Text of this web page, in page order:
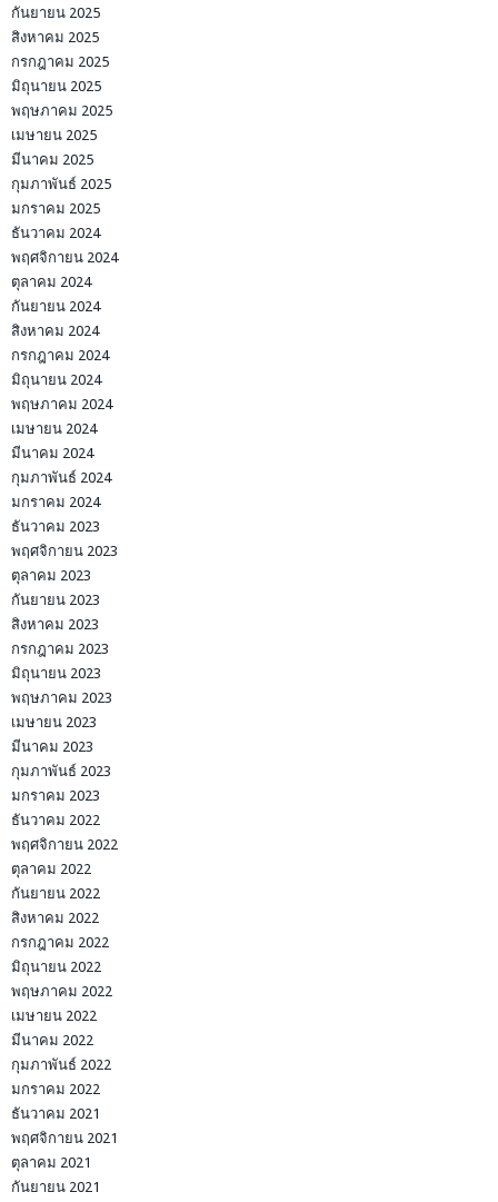
กันยายน 2025
สิงหาคม 2025
กรกฎาคม 2025
มิถุนายน 2025
พฤษภาคม 2025
เมษายน 2025
มีนาคม 2025
กุมภาพันธ์ 2025
มกราคม 2025
ธันวาคม 2024
พฤศจิกายน 2024
ตุลาคม 2024
กันยายน 2024
สิงหาคม 2024
กรกฎาคม 2024
มิถุนายน 2024
พฤษภาคม 2024
เมษายน 2024
มีนาคม 2024
กุมภาพันธ์ 2024
มกราคม 2024
ธันวาคม 2023
พฤศจิกายน 2023
ตุลาคม 2023
กันยายน 2023
สิงหาคม 2023
กรกฎาคม 2023
มิถุนายน 2023
พฤษภาคม 2023
เมษายน 2023
มีนาคม 2023
กุมภาพันธ์ 2023
มกราคม 2023
ธันวาคม 2022
พฤศจิกายน 2022
ตุลาคม 2022
กันยายน 2022
สิงหาคม 2022
กรกฎาคม 2022
มิถุนายน 2022
พฤษภาคม 2022
เมษายน 2022
มีนาคม 2022
กุมภาพันธ์ 2022
มกราคม 2022
ธันวาคม 2021
พฤศจิกายน 2021
ตุลาคม 2021
กันยายน 2021